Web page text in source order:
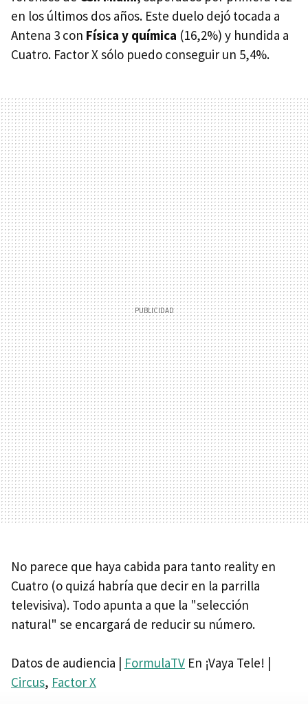
en los últimos dos años. Este duelo dejó tocada a
Antena 3 con Física y química (16,2%) y hundida a
Cuatro. Factor X sólo puedo conseguir un 5,4%.
No parece que haya cabida para tanto reality en
Cuatro (o quizá habría que decir en la parrilla
televisiva). Todo apunta a que la "selección
natural" se encargará de reducir su número.
Datos de audiencia | FormulaTV En ¡Vaya Tele! |
Circus, Factor X